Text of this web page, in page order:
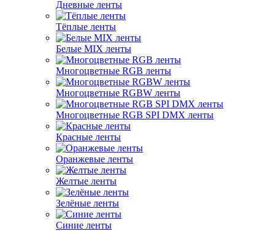
Дневные ленты
Тёплые ленты
Белые MIX ленты
Многоцветные RGB ленты
Многоцветные RGBW ленты
Многоцветные RGB SPI DMX ленты
Красные ленты
Оранжевые ленты
Желтые ленты
Зелёные ленты
Синие ленты